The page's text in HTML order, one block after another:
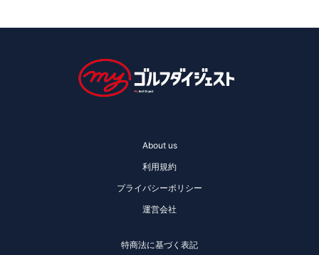
About us
利用規約
プライバシーポリシー
運営会社
特商法に基づく表記